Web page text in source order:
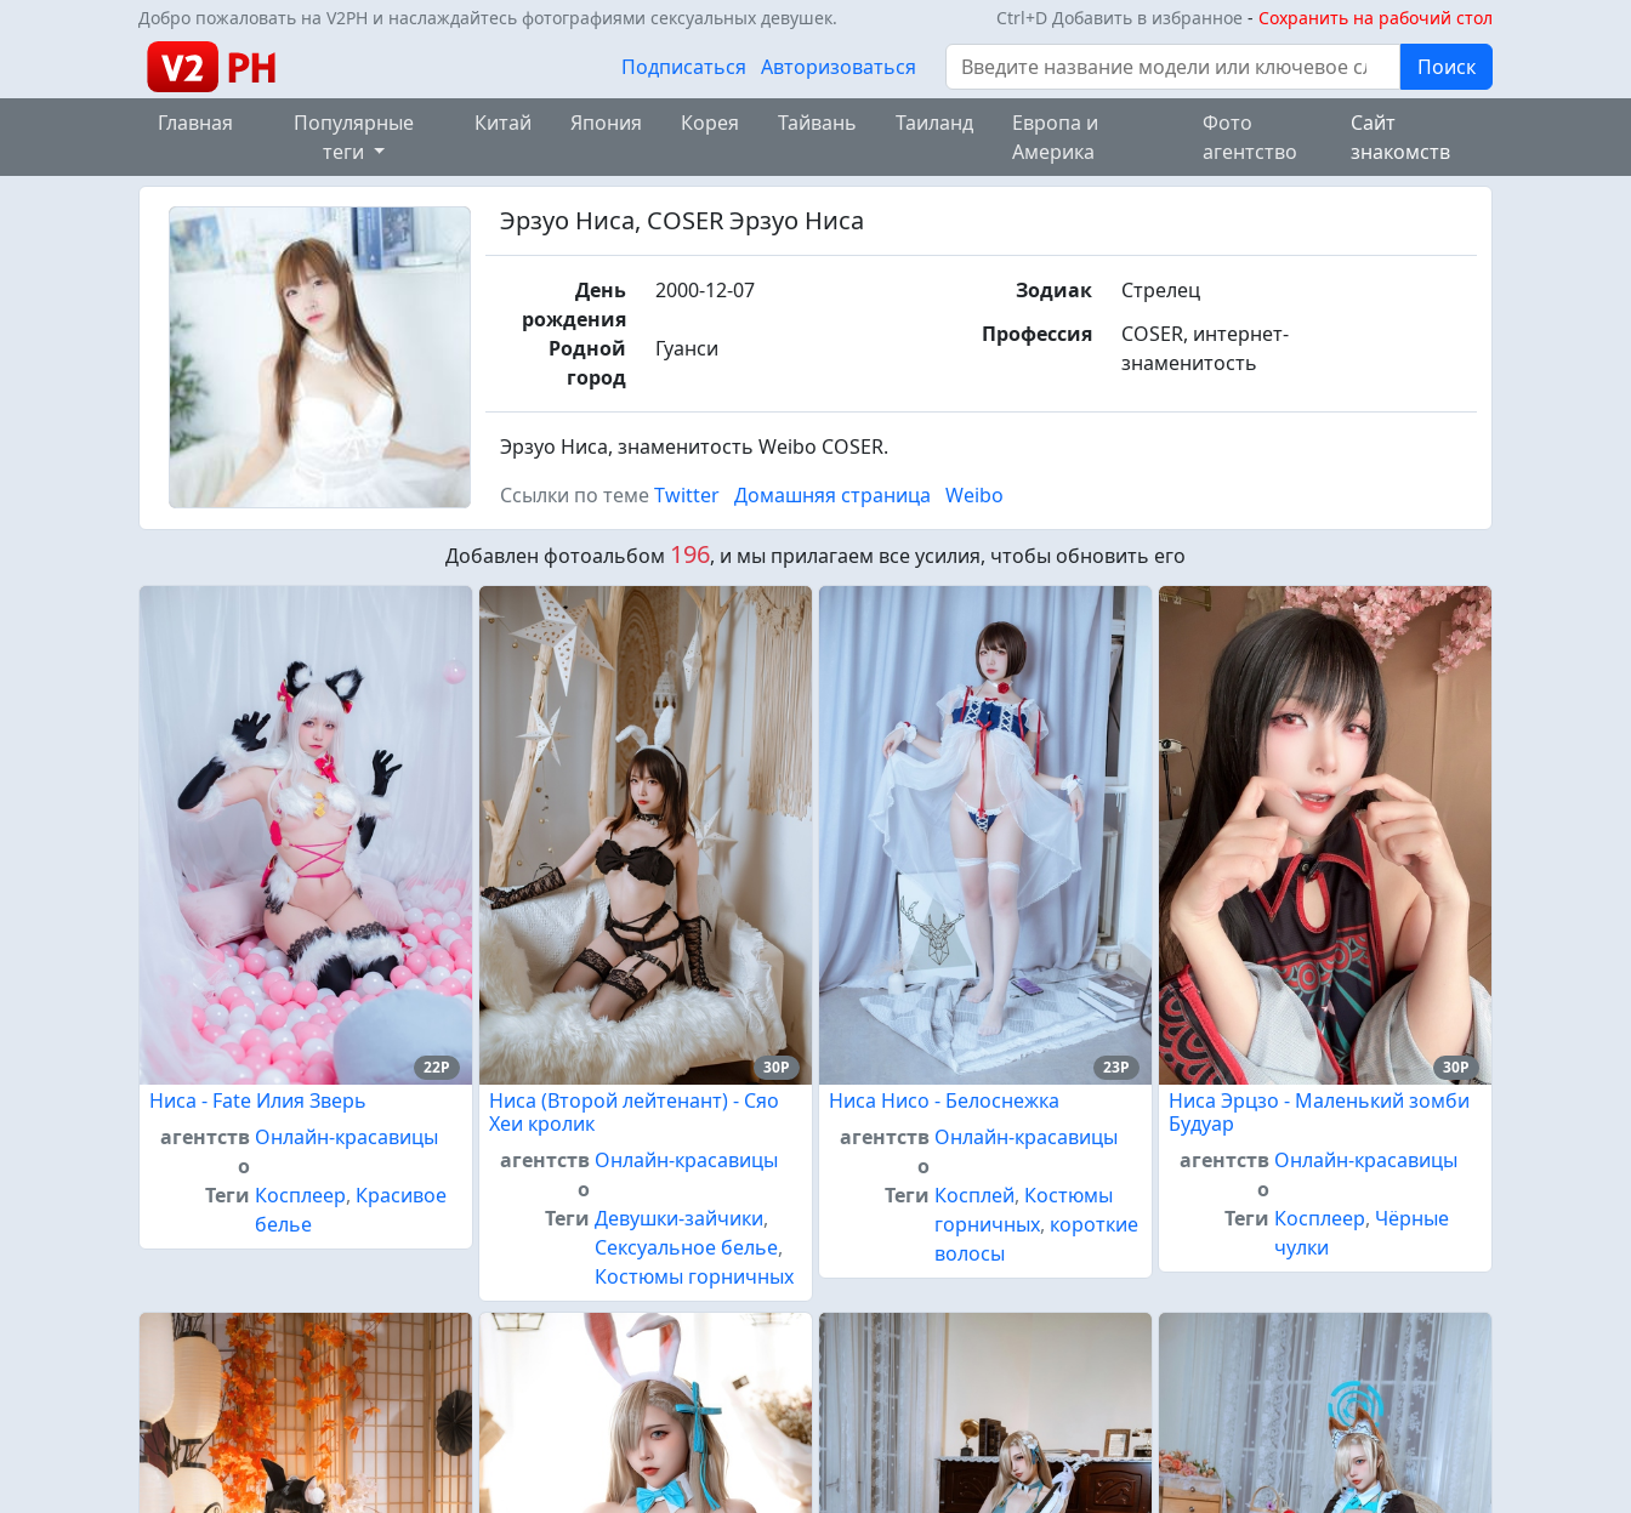
Добро пожаловать на V2PH и наслаждайтесь фотографиями сексуальных девушек. Ctrl+D Добавить в избранное - Сохранить на рабочий стол
Подписаться Авторизоваться Поиск Поиск
Главная
Популярные
теги
Китай Япония Корея Тайвань Таиланд
Европа и
Америка
Фото
агентство
Сайт
знакомств
Эрзуо Ниса, COSER Эрзуо Ниса
День
рождения
2000-12-07
Родной
город
Гуанси
Зодиак
Стрелец
Профессия
COSER, интернет-
знаменитость
Эрзуо Ниса, знаменитость Weibo COSER.
Ссылки по теме Twitter Домашняя страница Weibo
Добавлен фотоальбом 196, и мы прилагаем все усилия, чтобы обновить его
22P
Ниса - Fate Илия Зверь
агентств
о
Онлайн-красавицы
Теги Косплеер, Красивое
белье
30P
Ниса (Второй лейтенант) - Сяо
Хеи кролик
агентств
о
Онлайн-красавицы
Теги Девушки-зайчики,
Сексуальное белье,
Костюмы горничных
23P
Ниса Нисо - Белоснежка
агентств
о
Онлайн-красавицы
Теги Косплей, Костюмы
горничных, короткие
волосы
30P
Ниса Эрцзо - Маленький зомби
Будуар
агентств
о
Онлайн-красавицы
Теги Косплеер, Чёрные
чулки